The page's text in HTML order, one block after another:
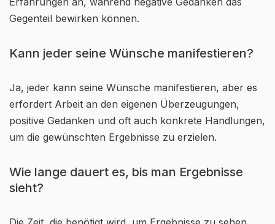
Gegenteil bewirken können.
Kann jeder seine Wünsche manifestieren?
Ja, jeder kann seine Wünsche manifestieren, aber es
erfordert Arbeit an den eigenen Überzeugungen,
positive Gedanken und oft auch konkrete Handlungen,
um die gewünschten Ergebnisse zu erzielen.
Wie lange dauert es, bis man Ergebnisse
sieht?